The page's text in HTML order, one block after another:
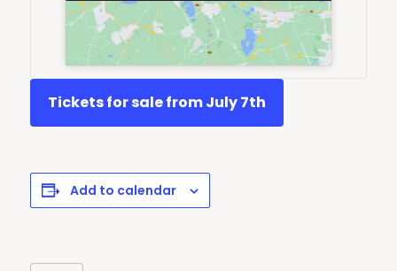
Tickets for sale from July 7th
Add to calendar